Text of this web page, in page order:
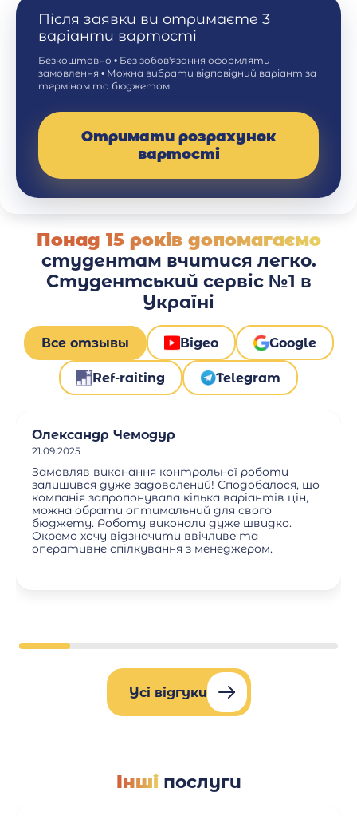
Після заявки ви отримаєте 3
варіанти вартості
Безкоштовно • Без зобов'язання оформляти
замовлення • Можна вибрати відповідний варіант за
терміном та бюджетом
Отримати розрахунок
вартості
Понад 15 років допомагаємо
студентам вчитися легко.
Студентський сервіс №1 в
Україні
Все отзывы Відео Google
Ref-raiting Telegram
Олександр Чемодур
21.09.2025
Замовляв виконання контрольної роботи –
залишився дуже задоволений! Сподобалося, що
компанія запропонувала кілька варіантів цін,
можна обрати оптимальний для свого
бюджету. Роботу виконали дуже швидко.
Окремо хочу відзначити ввічливе та
оперативне спілкування з менеджером.
Усі відгуки
Іншіпослуги